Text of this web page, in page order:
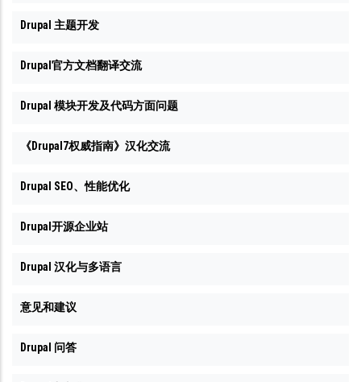
Drupal 主题开发
Drupal官方文档翻译交流
Drupal 模块开发及代码方面问题
《Drupal7权威指南》汉化交流
Drupal SEO、性能优化
Drupal开源企业站
Drupal 汉化与多语言
意见和建议
Drupal 问答